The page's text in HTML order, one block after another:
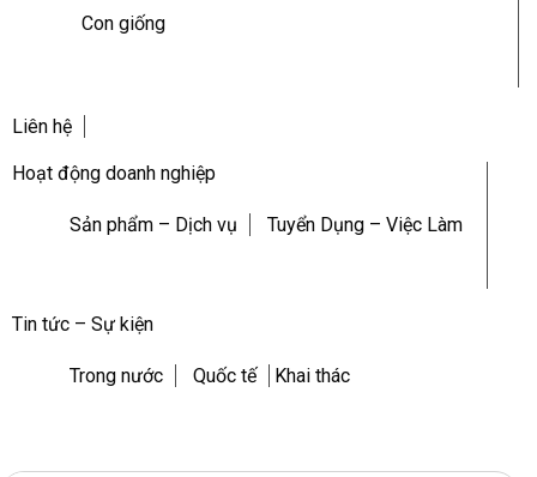
Con giống
Liên hệ
Hoạt động doanh nghiệp
Sản phẩm – Dịch vụ Tuyển Dụng – Việc Làm
Tin tức – Sự kiện
Trong nước Quốc tế Khai thác